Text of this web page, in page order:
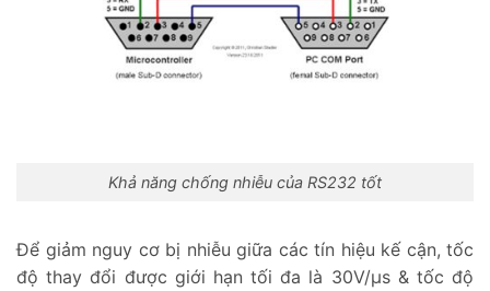
Khả năng chống nhiễu của RS232 tốt
Để giảm nguy cơ bị nhiễu giữa các tín hiệu kế cận, tốc
độ thay đổi được giới hạn tối đa là 30V/μs & tốc độ